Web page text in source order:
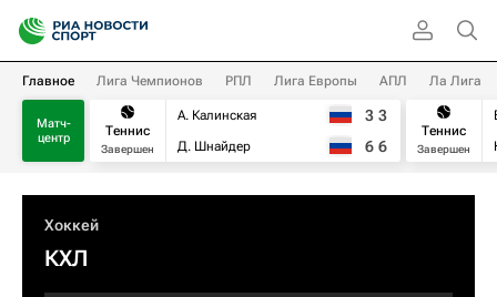
Главное Лига Чемпионов РПЛ Лига Европы АПЛ Ла Лига
Матч-
центр
Теннис
Завершен
А. Калинская
Д. Шнайдер
3 3
6 6
Теннис
Завершен
Хоккей
КХЛ